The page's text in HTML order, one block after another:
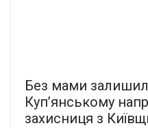
Без мами
Куп’янському
захисниця з